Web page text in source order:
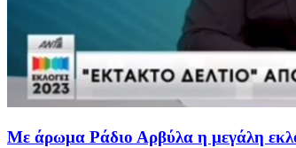
Με άρωμα Ράδιο Αρβύλα η μεγάλη